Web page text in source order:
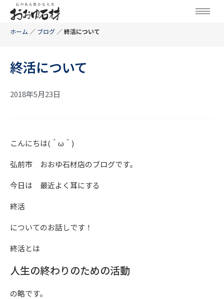
ホーム ／ ブログ ／終活について
終活について
2018年5月23日
こんにちは(＾ω＾)
弘前市 おおゆ石材店のブログです。
今日は 最近よく耳にする
終活
についてのお話しです！
終活とは
人生の終わりのための活動
の略です。